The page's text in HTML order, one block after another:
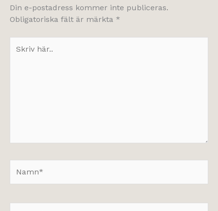
Din e-postadress kommer inte publiceras.
Obligatoriska fält är märkta *
här..